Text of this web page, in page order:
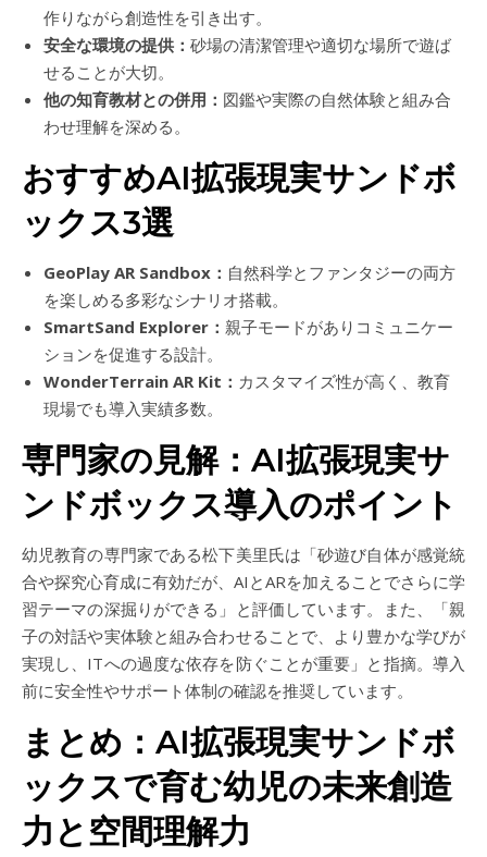
作りながら創造性を引き出す。
安全な環境の提供： 砂場の清潔管理や適切な場所で遊ば
せることが大切。
他の知育教材との併用： 図鑑や実際の自然体験と組み合
わせ理解を深める。
おすすめAI拡張現実サンドボ
ックス3選
GeoPlay AR Sandbox： 自然科学とファンタジーの両方
を楽しめる多彩なシナリオ搭載。
SmartSand Explorer： 親子モードがありコミュニケー
ションを促進する設計。
WonderTerrain AR Kit： カスタマイズ性が高く、教育
現場でも導入実績多数。
専門家の見解：AI拡張現実サ
ンドボックス導入のポイント
幼児教育の専門家である松下美里氏は「砂遊び自体が感覚統
合や探究心育成に有効だが、AIとARを加えることでさらに学
習テーマの深掘りができる」と評価しています。また、「親
子の対話や実体験と組み合わせることで、より豊かな学びが
実現し、ITへの過度な依存を防ぐことが重要」と指摘。導入
前に安全性やサポート体制の確認を推奨しています。
まとめ：AI拡張現実サンドボ
ックスで育む幼児の未来創造
力と空間理解力